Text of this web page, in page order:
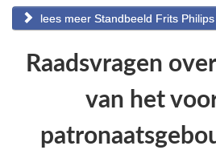
lees meer Standbeeld Frits Philips
Raadsvragen
van het